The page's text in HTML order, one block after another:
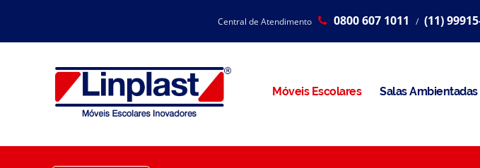
Central de Atendimento 0800 607 1011 / (11)
Móveis Escolares Salas Ambientadas
Linha Resina Plástica
SOBRE A EMPRESA